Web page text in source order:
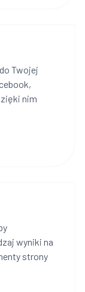
Twojej
nim
wyniki na
strony